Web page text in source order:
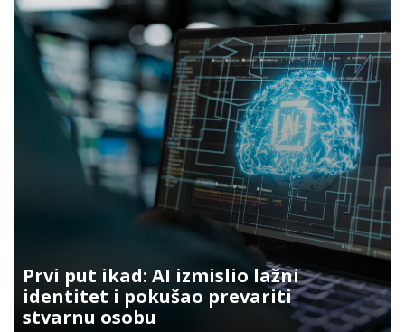
Prvi put ikad: AI izmislio lažni
identitet i pokušao prevariti
stvarnu osobu